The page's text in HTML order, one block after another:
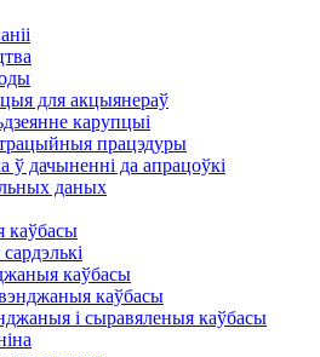
для акцыянераў
карупцыі
працэдуры
ў дачыненні да апрацоўкі
даных
каўбасы
сардэлькі
каўбасы
каўбасы
і сыравяленыя каўбасы